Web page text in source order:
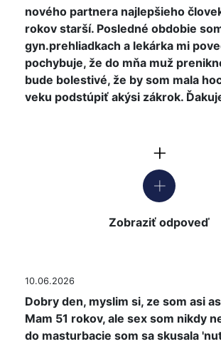
nového partnera najlepšieho
rokov starší. Posledné obdobie
gyn.prehliadkach a lekárka mi
pochybuje, že do mňa muž
bude bolestivé, že by som mala
veku podstúpiť akýsi zákrok.
Zobraziť odpoveď
10.06.2026
Dobry den, myslim si, ze som asi
Mam 51 rokov, ale sex som nikdy
do masturbacie som sa skusala